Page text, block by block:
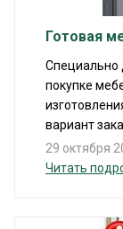
Готовая
Специально
покупке
вариант
29 октября
Читать